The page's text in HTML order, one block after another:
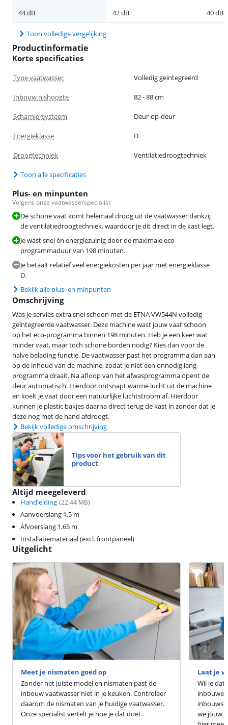
44 dB
42 dB 40 dB
Toon volledige vergelijking
Productinformatie
Korte specificaties
Type vaatwasser Volledig geintegreerd
Inbouw nishoogte 82 - 88 cm
Scharniersysteem Deur-op-deur
Energieklasse D
Droogtechniek Ventilatiedroogtechniek
Toon alle specificaties
Plus- en minpunten
Volgens onze vaatwasserspecialist
De schone vaat komt helemaal droog uit de vaatwasser dankzij
de ventilatiedroogtechniek, waardoor je dit direct in de kast legt.
Je wast snel én energiezuinig door de maximale eco-
programmaduur van 198 minuten.
Je betaalt relatief veel energiekosten per jaar met energieklasse
D.
Bekijk alle plus- en minpunten
Omschrijving
Was je servies extra snel schoon met de ETNA VW544N volledig
geïntegreerde vaatwasser. Deze machine wast jouw vaat schoon
op het eco-programma binnen 198 minuten. Heb je een keer wat
minder vaat, maar toch schone borden nodig? Kies dan voor de
halve belading functie. De vaatwasser past het programma dan aan
op de inhoud van de machine, zodat je niet een onnodig lang
programma draait. Na afloop van het afwasprogramma opent de
deur automatisch. Hierdoor ontsnapt warme lucht uit de machine
en koelt je vaat door een natuurlijke luchtstroom af. Hierdoor
kunnen je plastic bakjes daarna direct terug de kast in zonder dat je
deze nog met de hand afdroogt.
Bekijk volledige omschrijving
Tips voor het gebruik van dit
product
Altijd meegeleverd
Handleiding (22.44 MB)
Aanvoerslang 1,5 m
Afvoerslang 1,65 m
Installatiemateriaal (excl. frontpaneel)
Uitgelicht
Meet je nismaten goed op
Zonder het juiste model en nismaten past de
inbouw vaatwasser niet in je keuken. Controleer
daarom de nismaten van je huidige vaatwasser.
Onze specialist vertelt je hoe je dat doet.
Laat je
Wil je dat
we jouw